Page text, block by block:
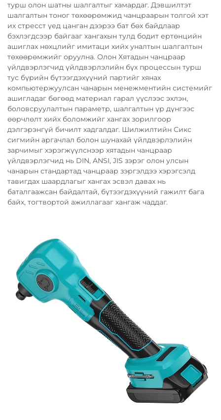
турш олон шатны шалгалтыг хамардаг. Дэвшилтэт
шалгалтын тоног төхөөрөмжид чанцраарын толгой хэт
их стресст үед цанган дээрээ бат бөх байдлаар
бэхлэгдсээр байгааг хангахын тулд бодит ертөнцийн
ашиглах нөхцлийг имитаци хийх уналтын шалгалтын
төхөөрөмжийг оруулна. Олон Хятадын чанцраар
үйлдвэрлэгчид үйлдвэрлэлийн бүх процессын турш
тус бүрийн бүтээгдэхүүний партийг хянах
компьютержуулсан чанарын менежментийн системийг
ашигладаг бөгөөд материал гарал үүслээс эхлэн,
боловсруулалтын параметр, шалгалтын үр дүнгээс
өөрчлөлт хийх боломжийг хангах зорилгоор
дэлгэрэнгүй бичилт хадгалдаг. Шилжилтийн Сикс
сигмийн аргачлал болон шунахай үйлдвэрлэлийн
зарчимыг хэрэгжүүлснээр хятадын чанцраар
үйлдвэрлэгчид нь DIN, ANSI, JIS зэрэг олон улсын
чанарын стандартад чанцраар зэргэлдээ хэрэгсэлд
тавигдах шаардлагыг хангах эсвэл давах нь
баталгаажсан байдалтай, бүтээгдэхүүний гажилт бага
байх, тогтвортой ажиллагааг хангаж чаддаг.